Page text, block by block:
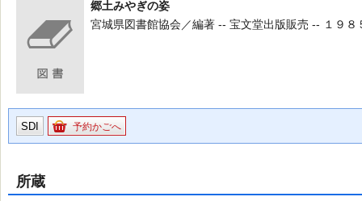
郷土みやぎの姿
宮城県図書館協会／編著 -- 宝文堂出版販売 -- １９８
SDI 予約かごへ
所蔵